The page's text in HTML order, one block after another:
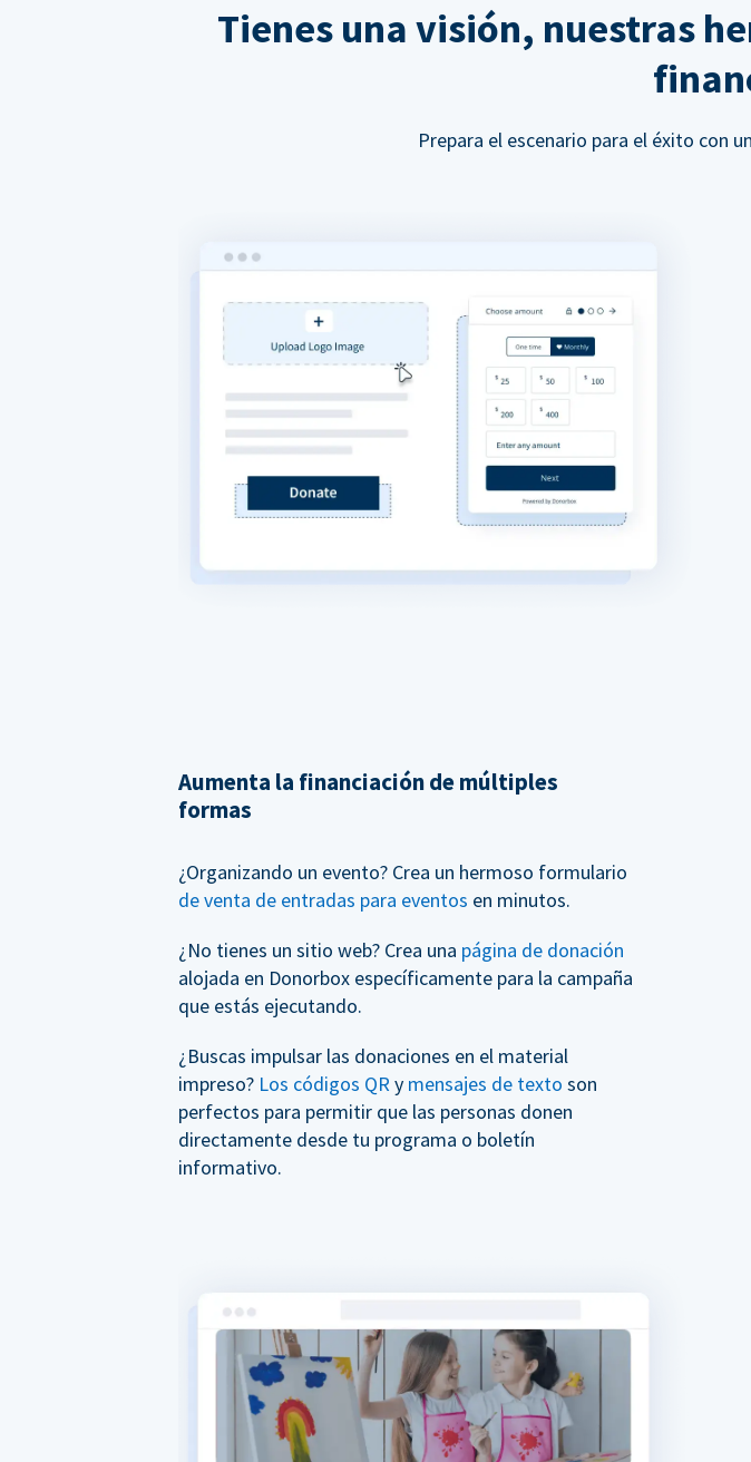
Tienes una visión, nuestras
Prepara el escenario para el éxito con
Aumenta la financiación de múltiples
formas
¿Organizando un evento? Crea un hermoso formulario
de venta de entradas para eventos en minutos.
¿No tienes un sitio web? Crea una página de donación
alojada en Donorbox específicamente para la campaña
que estás ejecutando.
¿Buscas impulsar las donaciones en el material
impreso? Los códigos QR y mensajes de texto son
perfectos para permitir que las personas donen
directamente desde tu programa o boletín
informativo.